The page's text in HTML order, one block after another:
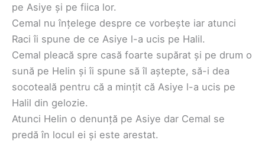
pe Asiye și pe fiica lor.
Cemal nu înțelege despre ce vorbește iar atunci
Raci îi spune de ce Asiye l-a ucis pe Halil.
Cemal pleacă spre casă foarte supărat și pe drum o
sună pe Helin și îi spune să îl aștepte, să-i dea
socoteală pentru că a mințit că Asiye l-a ucis pe
Halil din gelozie.
Atunci Helin o denunță pe Asiye dar Cemal se
predă în locul ei și este arestat.